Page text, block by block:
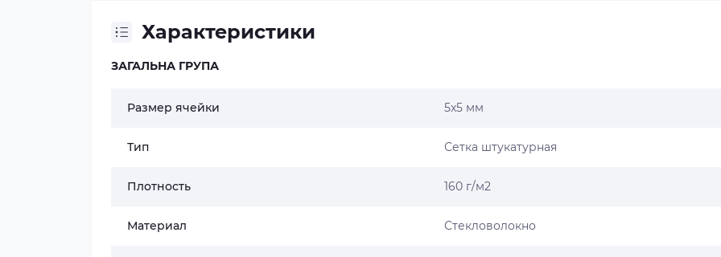
Характеристики
ЗАГАЛЬНА ГРУПА
Размер ячейки 5x5 мм
Тип Сетка штукатурная
Плотность 160 г/м2
Материал Стекловолокно